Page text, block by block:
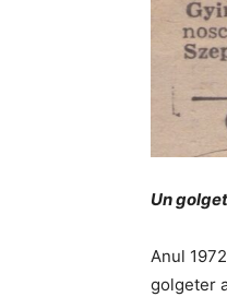
Un
Anul
golgeter